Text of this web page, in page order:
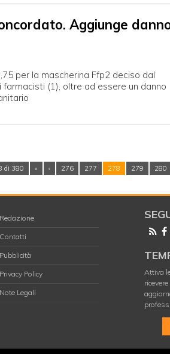
Aggiunge
per la mascherina Ffp2 deciso dal
farmacisti (1), oltre ad essere un danno
di 380 « ‹ 276 277 278 279 280
Redazione
Contatti
Pubblicità
Privacy Policy
Note Legali
Attiva